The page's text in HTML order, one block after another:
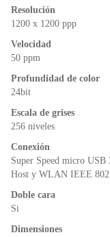
o
k
Resolución
1200 x 1200 ppp
Velocidad
50 ppm
Profundidad de color
24bit
Escala de grises
256 niveles
Conexión
Super Speed micro
Host y WLAN IEEE
Doble cara
Si
Dimensiones